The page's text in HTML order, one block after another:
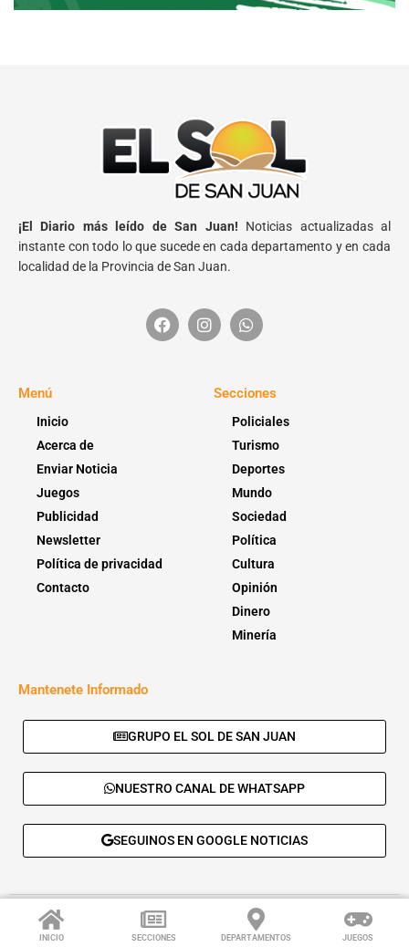
INICIO SECCIONES DEPARTAMENTOS JUEGOS
¡El Diario más leído de San Juan! Noticias actualizadas al
instante con todo lo que sucede en cada departamento y en cada
localidad de la Provincia de San Juan.
Menú
Inicio
Acerca de
Enviar Noticia
Juegos
Publicidad
Newsletter
Política de privacidad
Contacto
Secciones
Policiales
Turismo
Deportes
Mundo
Sociedad
Política
Cultura
Opinión
Dinero
Minería
Mantenete Informado
GRUPO EL SOL DE SAN JUAN
NUESTRO CANAL DE WHATSAPP
SEGUINOS EN GOOGLE NOTICIAS
© 2026 - El Sol de San Juan. Todos los derechos reservados. |
Desarrolla:
Daskalos Solutions